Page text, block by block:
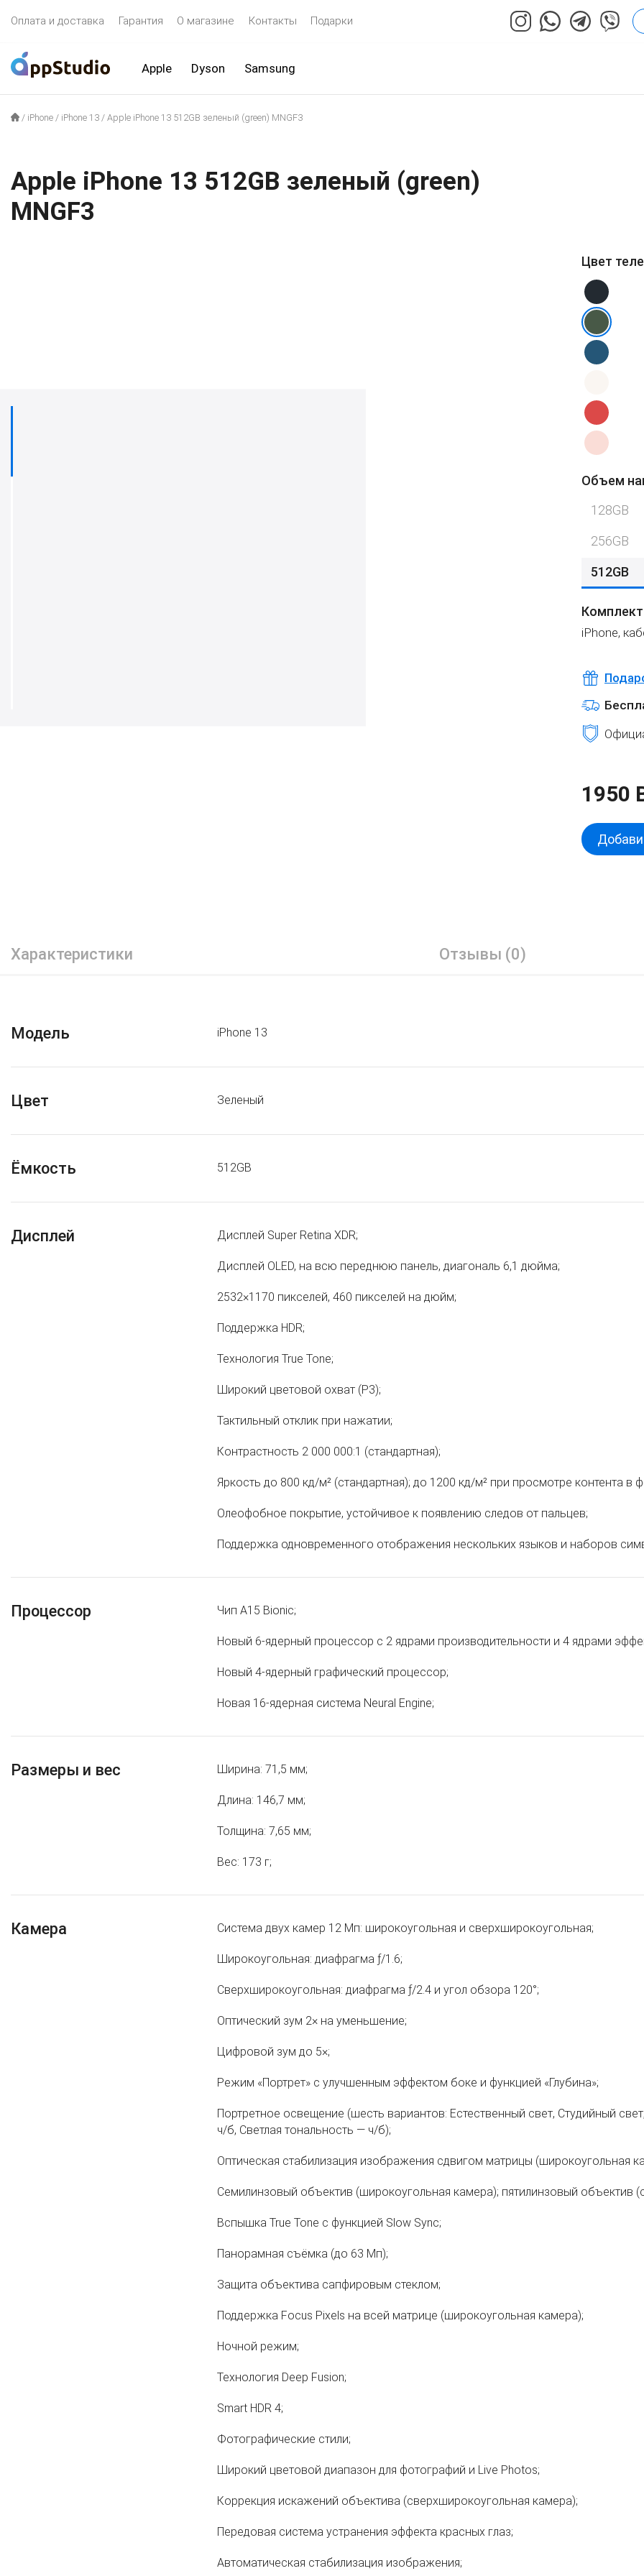
Оплата и доставка Гарантия О магазине Контакты Подарки
Apple Dyson Samsung
/ iPhone / iPhone 13 / Apple iPhone 13 512GB зеленый (green) MNGF3
Apple iPhone 13 512GB зеленый (green)
MNGF3
Цвет
Объем
128GB
256GB
512GB
iPhone,
1950
Характеристики Отзывы (0)
Модель iPhone 13
Цвет Зеленый
Ёмкость 512GB
Дисплей Дисплей Super Retina XDR;
Дисплей OLED, на всю переднюю панель, диагональ 6,1 дюйма;
2532×1170 пикселей, 460 пикселей на дюйм;
Поддержка HDR;
Технология True Tone;
Широкий цветовой охват (P3);
Тактильный отклик при нажатии;
Контрастность 2 000 000:1 (стандартная);
Яркость до 800 кд/м² (стандартная); до 1200 кд/м² при просмотре контента в
Олеофобное покрытие, устойчивое к появлению следов от пальцев;
Поддержка одновременного отображения нескольких языков и наборов
Процессор Чип A15 Bionic;
Новый 6‑ядерный процессор с 2 ядрами производительности и 4 ядрами
Новый 4‑ядерный графический процессор;
Новая 16‑ядерная система Neural Engine;
Размеры и вес Ширина: 71,5 мм;
Длина: 146,7 мм;
Толщина: 7,65 мм;
Вес: 173 г;
Камера Система двух камер 12 Мп: широкоугольная и сверхширокоугольная;
Широкоугольная: диафрагма ƒ/1.6;
Сверхширокоугольная: диафрагма ƒ/2.4 и угол обзора 120°;
Оптический зум 2× на уменьшение;
Цифровой зум до 5×;
Режим «Портрет» с улучшенным эффектом боке и функцией «Глубина»;
Портретное освещение (шесть вариантов: Естественный свет, Студийный
ч/б, Светлая тональность — ч/б);
Оптическая стабилизация изображения сдвигом матрицы (широкоугольная
Семилинзовый объектив (широкоугольная камера); пятилинзовый объектив
Вспышка True Tone с функцией Slow Sync;
Панорамная съёмка (до 63 Мп);
Защита объектива сапфировым стеклом;
Поддержка Focus Pixels на всей матрице (широкоугольная камера);
Ночной режим;
Технология Deep Fusion;
Smart HDR 4;
Фотографические стили;
Широкий цветовой диапазон для фотографий и Live Photos;
Коррекция искажений объектива (сверхширокоугольная камера);
Передовая система устранения эффекта красных глаз;
Автоматическая стабилизация изображения;